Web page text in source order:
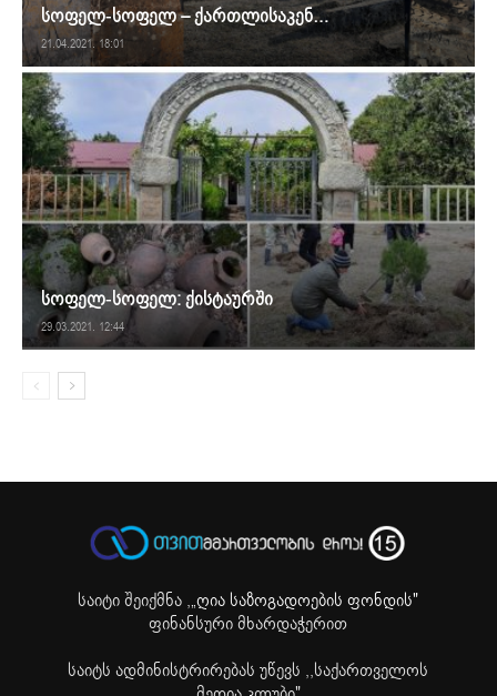
სოფელ-სოფელ – ქართლისაკენ…
21.04.2021. 18:01
სოფელ-სოფელ: ქისტაურში
29.03.2021. 12:44
საიტი შეიქმნა ,„ღია საზოგადოების ფონდის"
ფინანსური მხარდაჭერით
საიტს ადმინისტრირებას უწევს ,,საქართველოს